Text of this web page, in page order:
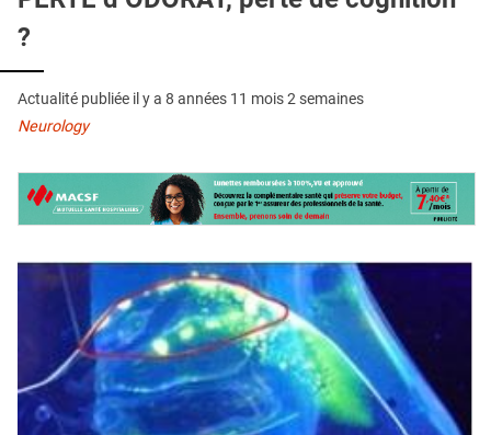
QUI SOMMES-NOUS ?
CONDITIONS GÉNÉRALES
CONTACT
CRÉDITS
?
Actualité publiée il y a 8 années 11 mois 2 semaines
Neurology